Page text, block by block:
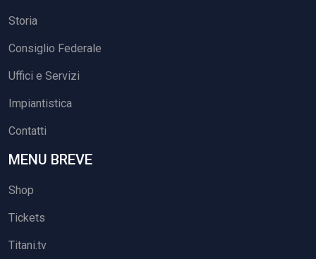
Storia
Consiglio Federale
Uffici e Servizi
Impiantistica
Contatti
MENU BREVE
Shop
Tickets
Titani.tv